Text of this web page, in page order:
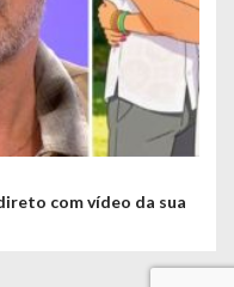
com vídeo da sua